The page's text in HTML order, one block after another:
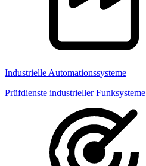
Industrielle Automationssysteme
Prüfdienste industrieller Funksysteme